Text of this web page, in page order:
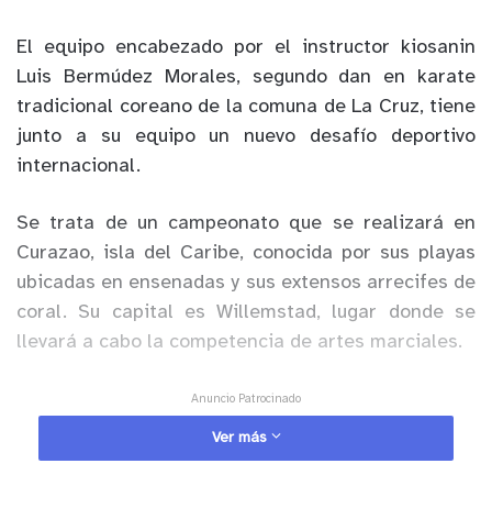
El equipo encabezado por el instructor kiosanin
Luis Bermúdez Morales, segundo dan en karate
tradicional coreano de la comuna de La Cruz, tiene
junto a su equipo un nuevo desafío deportivo
internacional.
Se trata de un campeonato que se realizará en
Curazao, isla del Caribe, conocida por sus playas
ubicadas en ensenadas y sus extensos arrecifes de
coral. Su capital es Willemstad, lugar donde se
llevará a cabo la competencia de artes marciales.
Anuncio Patrocinado
De esta manera los apoderados y la academia de
karate están realizando distintas actividades para
Ver más